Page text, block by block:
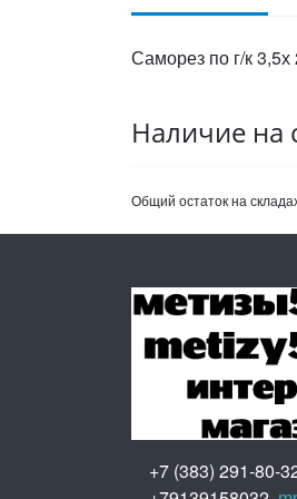
Саморез по г/к
Наличие на
Общий остаток на
+7 (383) 291-80-